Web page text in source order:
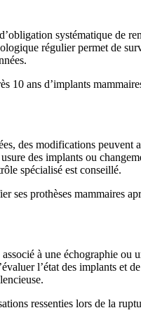
systématique de
régulier permet de
10 ans d’implants
des modifications peuvent
des implants ou
spécialisé est conseillé.
ses prothèses mammaires
à une échographie ou
l’état des implants et
ressenties lors de la